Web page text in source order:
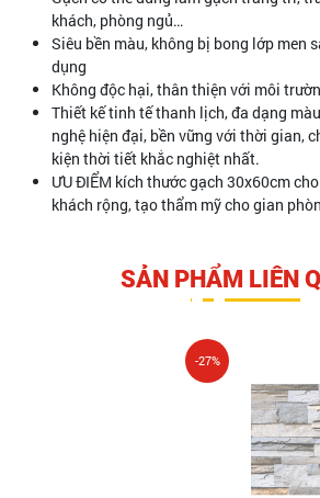
khách, phòng ngủ…
Siêu bền màu, không bị bong lớp men
dụng
Không độc hại, thân thiện với môi
Thiết kế tinh tế thanh lịch, đa dạng
nghệ hiện đại, bền vững với thời gian,
kiện thời tiết khắc nghiệt nhất.
ƯU ĐIỂM kích thước gạch 30x60cm
khách rộng, tạo thẩm mỹ cho gian
SẢN PHẨM LIÊN
-27%